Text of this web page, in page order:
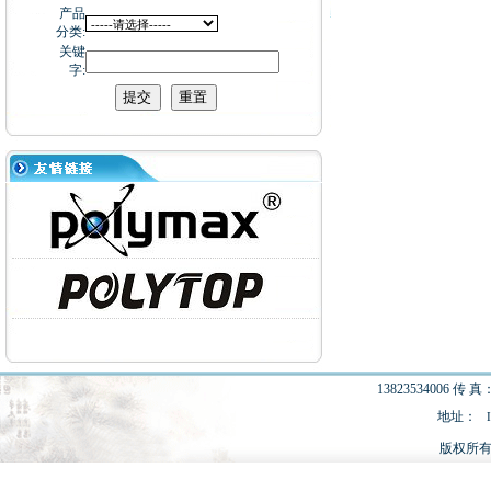
产品
分类:
关键
字:
13823534006 传 真
地址：
版权所